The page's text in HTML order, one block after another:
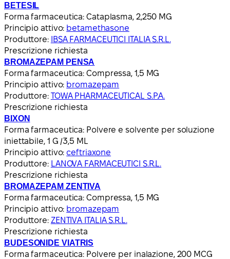
BETESIL
Forma farmaceutica: Cataplasma, 2,250 MG
Principio attivo: betamethasone
Produttore: IBSA FARMACEUTICI ITALIA S.R.L.
Prescrizione richiesta
BROMAZEPAM PENSA
Forma farmaceutica: Compressa, 1,5 MG
Principio attivo: bromazepam
Produttore: TOWA PHARMACEUTICAL S.P.A.
Prescrizione richiesta
BIXON
Forma farmaceutica: Polvere e solvente per soluzione
iniettabile, 1 G /3,5 ML
Principio attivo: ceftriaxone
Produttore: LANOVA FARMACEUTICI S.R.L.
Prescrizione richiesta
BROMAZEPAM ZENTIVA
Forma farmaceutica: Compressa, 1,5 MG
Principio attivo: bromazepam
Produttore: ZENTIVA ITALIA S.R.L.
Prescrizione richiesta
BUDESONIDE VIATRIS
Forma farmaceutica: Polvere per inalazione, 200 MCG